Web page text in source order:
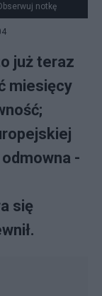
notkę
już teraz
miesięcy
-
się